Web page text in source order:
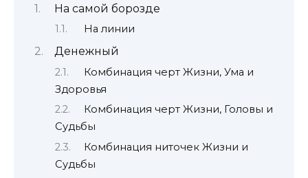
На самой борозде
На линии
Денежный
Комбинация черт Жизни, Ума и
Здоровья
Комбинация черт Жизни, Головы и
Судьбы
Комбинация ниточек Жизни и
Судьбы